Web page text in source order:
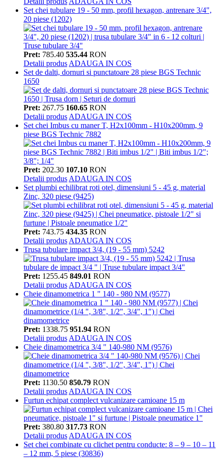
Set chei tubulare 19 - 50 mm, profil hexagon, antrenare 3/4",
20 piese (1202)
Pret: 785.40 535.44 RON
Detalii produs ADAUGA IN COS
Set de dalti, dornuri si punctatoare 28 piese BGS Technic
1650
Pret: 267.75 160.65 RON
Detalii produs ADAUGA IN COS
Set chei Imbus cu maner T, H2x100mm - H10x200mm, 9
piese BGS Technic 7882
Pret: 202.30 107.10 RON
Detalii produs ADAUGA IN COS
Set plumbi echilibrat roti otel, dimensiuni 5 - 45 g, material
Zinc, 320 piese (9425)
Pret: 743.75 434.35 RON
Detalii produs ADAUGA IN COS
Trusa tubulare impact 3/4, (19 - 55 mm) 5242
Pret: 1255.45 849.01 RON
Detalii produs ADAUGA IN COS
Cheie dinamometrica 1 " 140 - 980 NM (9577)
Pret: 1338.75 951.94 RON
Detalii produs ADAUGA IN COS
Cheie dinamometrica 3/4 " 140-980 NM (9576)
Pret: 1130.50 850.79 RON
Detalii produs ADAUGA IN COS
Furtun echipat complect vulcanizare camioane 15 m
Pret: 380.80 317.73 RON
Detalii produs ADAUGA IN COS
Set chei combinate cu clichet pentru conducte: 8 – 9 – 10 – 11
– 12 mm, 5 piese (30836)